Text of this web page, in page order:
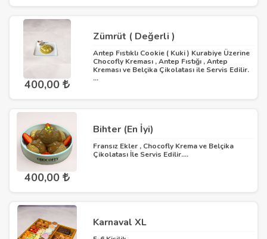
400,00
Zümrüt ( Değerli )
Antep Fıstıklı Cookie ( Kuki ) Kurabiye Üzerine
Chocofly Kreması , Antep Fıstığı , Antep
Kreması ve Belçika Çikolatası ile Servis Edilir.
...
400,00
Bihter (En İyi)
Fransız Ekler , Chocofly Krema ve Belçika
Çikolatası İle Servis Edilir....
Karnaval XL